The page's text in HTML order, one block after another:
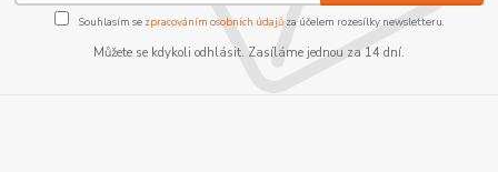
Souhlasím se zpracováním osobních údajůza účelem rozesílky newsletteru.
Můžete se kdykoli odhlásit. Zasíláme jednou za 14 dní.